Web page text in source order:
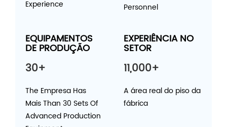
Experience
Personnel
EQUIPAMENTOS
DE PRODUÇÃO
30+
The Empresa Has
Mais Than 30 Sets Of
Advanced Production
EXPERIÊNCIA NO
SETOR
11,000+
A área real do piso da
fábrica